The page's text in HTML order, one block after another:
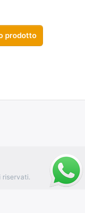
prodotto